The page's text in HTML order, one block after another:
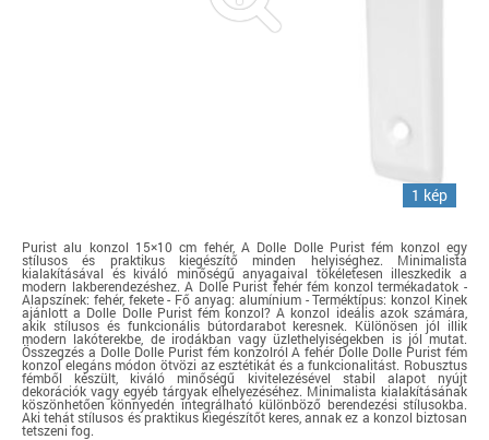
1 kép
Purist alu konzol 15×10 cm fehér, A Dolle Dolle Purist fém konzol egy
stílusos és praktikus kiegészítő minden helyiséghez. Minimalista
kialakításával és kiváló minőségű anyagaival tökéletesen illeszkedik a
modern lakberendezéshez. A Dolle Purist fehér fém konzol termékadatok -
Alapszínek: fehér, fekete - Fő anyag: alumínium - Terméktípus: konzol Kinek
ajánlott a Dolle Dolle Purist fém konzol? A konzol ideális azok számára,
akik stílusos és funkcionális bútordarabot keresnek. Különösen jól illik
modern lakóterekbe, de irodákban vagy üzlethelyiségekben is jól mutat.
Összegzés a Dolle Dolle Purist fém konzolról A fehér Dolle Dolle Purist fém
konzol elegáns módon ötvözi az esztétikát és a funkcionalitást. Robusztus
fémből készült, kiváló minőségű kivitelezésével stabil alapot nyújt
dekorációk vagy egyéb tárgyak elhelyezéséhez. Minimalista kialakításának
köszönhetően könnyedén integrálható különböző berendezési stílusokba.
Aki tehát stílusos és praktikus kiegészítőt keres, annak ez a konzol biztosan
tetszeni fog.